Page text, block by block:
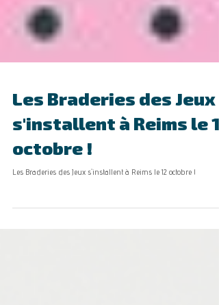
Les Braderies des Jeux
s'installent à Reims le
octobre !